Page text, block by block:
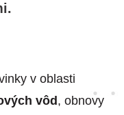
v oblasti
vôd , obnovy